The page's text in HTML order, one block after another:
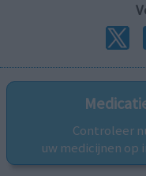
Controleer
uw medicijnen op